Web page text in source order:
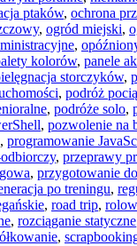
ptaków, ochrona
, ogród miejski,
,
kolorów, panele
storczyków,
, podróż
, podróże solo,
, pozwolenie na
, programowanie
, przeprawy
, przygotowanie
po treningu,
, road trip,
, rozciąganie statyczne
,